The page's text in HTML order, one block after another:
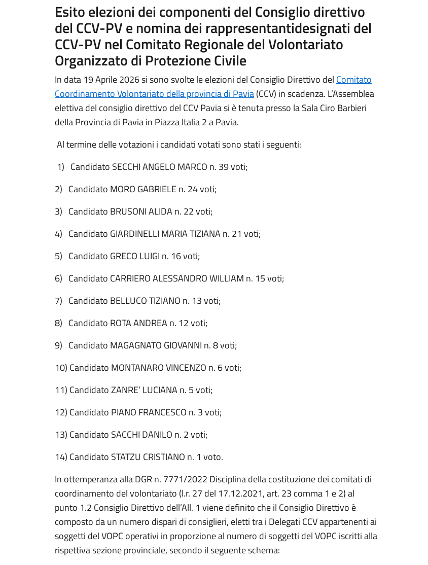
Esito elezioni dei componenti del Consiglio direttivo
del CCV-PV e nomina dei rappresentantidesignati del
CCV-PV nel Comitato Regionale del Volontariato
Organizzato di Protezione Civile
In data 19 Aprile 2026 si sono svolte le elezioni del Consiglio Direttivo del Comitato
Coordinamento Volontariato della provincia di Pavia(CCV) in scadenza. L’Assemblea
elettiva del consiglio direttivo del CCV Pavia si è tenuta presso la Sala Ciro Barbieri
della Provincia di Pavia in Piazza Italia 2 a Pavia.
Al termine delle votazioni i candidati votati sono stati i seguenti:
1) Candidato SECCHI ANGELO MARCO n. 39 voti;
2) Candidato MORO GABRIELE n. 24 voti;
3) Candidato BRUSONI ALIDA n. 22 voti;
4) Candidato GIARDINELLI MARIA TIZIANA n. 21 voti;
5) Candidato GRECO LUIGI n. 16 voti;
6) Candidato CARRIERO ALESSANDRO WILLIAM n. 15 voti;
7) Candidato BELLUCO TIZIANO n. 13 voti;
8) Candidato ROTA ANDREA n. 12 voti;
9) Candidato MAGAGNATO GIOVANNI n. 8 voti;
10) Candidato MONTANARO VINCENZO n. 6 voti;
11) Candidato ZANRE’ LUCIANA n. 5 voti;
12) Candidato PIANO FRANCESCO n. 3 voti;
13) Candidato SACCHI DANILO n. 2 voti;
14) Candidato STATZU CRISTIANO n. 1 voto.
In ottemperanza alla DGR n. 7771/2022 Disciplina della costituzione dei comitati di
coordinamento del volontariato (l.r. 27 del 17.12.2021, art. 23 comma 1 e 2) al
punto 1.2 Consiglio Direttivo dell’All. 1 viene definito che il Consiglio Direttivo è
composto da un numero dispari di consiglieri, eletti tra i Delegati CCV appartenenti ai
soggetti del VOPC operativi in proporzione al numero di soggetti del VOPC iscritti alla
rispettiva sezione provinciale, secondo il seguente schema: